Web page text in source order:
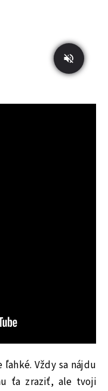
Vždy sa nájdu
ťa zraziť, ale tvoji